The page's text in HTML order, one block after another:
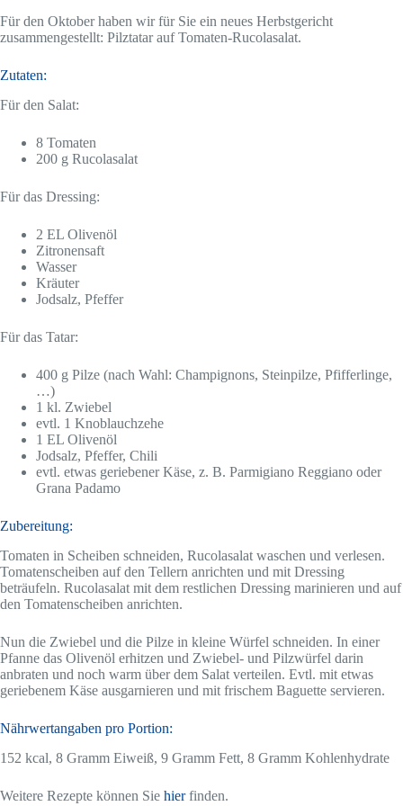
Für den Oktober haben wir für Sie ein neues Herbstgericht
zusammengestellt: Pilztatar auf Tomaten-Rucolasalat.
Zutaten:
Für den Salat:
8 Tomaten
200 g Rucolasalat
Für das Dressing:
2 EL Olivenöl
Zitronensaft
Wasser
Kräuter
Jodsalz, Pfeffer
Für das Tatar:
400 g Pilze (nach Wahl: Champignons, Steinpilze, Pfifferlinge,
…)
1 kl. Zwiebel
evtl. 1 Knoblauchzehe
1 EL Olivenöl
Jodsalz, Pfeffer, Chili
evtl. etwas geriebener Käse, z. B. Parmigiano Reggiano oder
Grana Padamo
Zubereitung:
Tomaten in Scheiben schneiden, Rucolasalat waschen und verlesen.
Tomatenscheiben auf den Tellern anrichten und mit Dressing
beträufeln. Rucolasalat mit dem restlichen Dressing marinieren und auf
den Tomatenscheiben anrichten.
Nun die Zwiebel und die Pilze in kleine Würfel schneiden. In einer
Pfanne das Olivenöl erhitzen und Zwiebel- und Pilzwürfel darin
anbraten und noch warm über dem Salat verteilen. Evtl. mit etwas
geriebenem Käse ausgarnieren und mit frischem Baguette servieren.
Nährwertangaben pro Portion:
152 kcal, 8 Gramm Eiweiß, 9 Gramm Fett, 8 Gramm Kohlenhydrate
Weitere Rezepte können Sie hierfinden.